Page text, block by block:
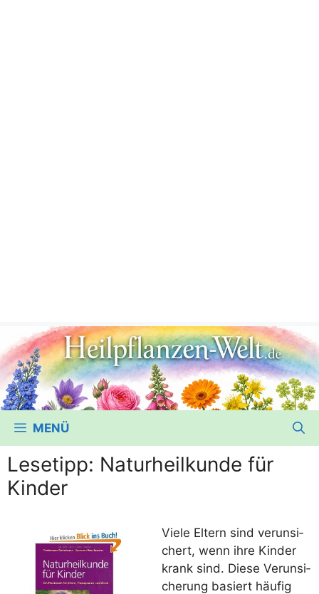
MENÜ
Lesetipp: Naturheilkunde für
Kinder
Vie­le Eltern sind ver­un­si­
chert, wenn ihre Kin­der
krank sind. Die­se Ver­un­si­
che­rung basiert häu­fig